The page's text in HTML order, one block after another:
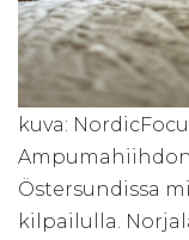
kuva:
Östersundissa
kilpailulla.